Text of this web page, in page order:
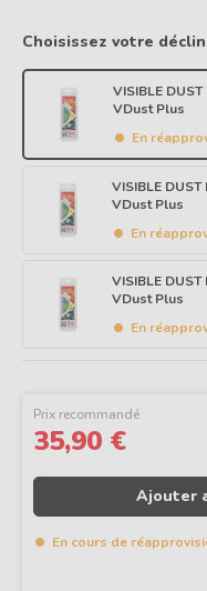
Choisissez votre
VISIBLE
VDust Plus
En
VISIBLE
VDust Plus
En
VISIBLE
VDust Plus
En
Prix recommandé
35,90 €
Ajouter
En cours de